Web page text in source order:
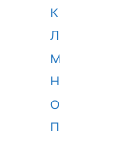
К
Л
М
Н
О
П